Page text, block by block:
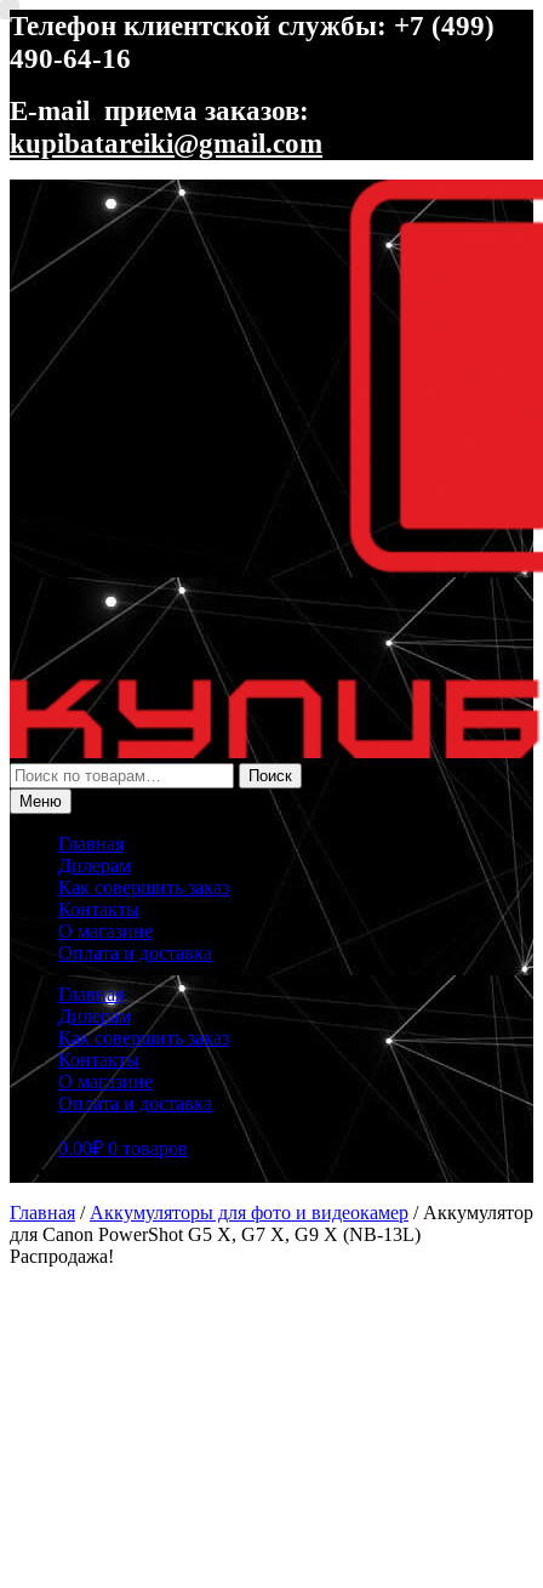
Телефон клиентской службы: +7 (499)
490-64-16
E-mail приема заказов:
kupibatareiki@gmail.com
Перейти
навигации
Перейти
содержимому
Искать:
Поиск
Меню
Главная
Дилерам
Как совершить заказ
Контакты
О магазине
Оплата и доставка
Главная
Дилерам
Как совершить заказ
Контакты
О магазине
Оплата и доставка
0.00₽ 0 товаров
Главная / Аккумуляторы для фото и видеокамер / Аккумулятор
для Canon PowerShot G5 X, G7 X, G9 X (NB-13L)
Распродажа!